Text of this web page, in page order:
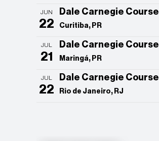
JUN
22
Dale Carnegie Course
Curitiba, PR
JUL
21
Dale Carnegie Course
Maringá, PR
JUL
22
Dale Carnegie Course
Rio de Janeiro, RJ